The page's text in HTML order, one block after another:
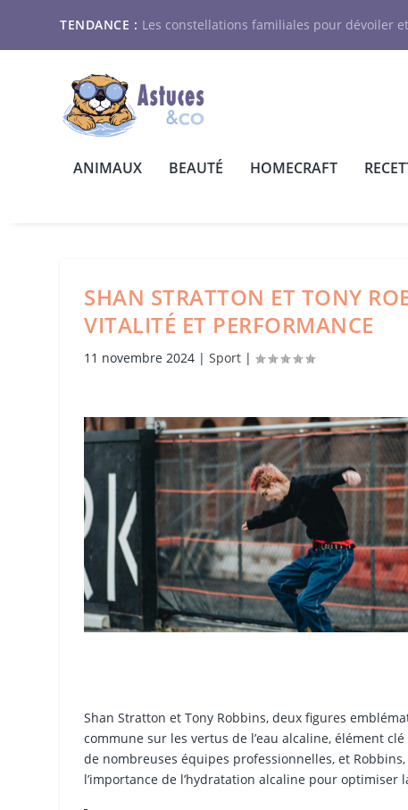
TENDANCE : Les constellations familiales pour dévoiler
ANIMAUX BEAUTÉ HOMECRAFT
SHAN STRATTON ET TONY
VITALITÉ ET PERFORMANCE
11 novembre 2024 |Sport |
Shan Stratton et Tony Robbins, deux figures
commune sur les vertus de l’eau alcaline, élément
de nombreuses équipes professionnelles, et
l’importance de l’hydratation alcaline pour optimiser